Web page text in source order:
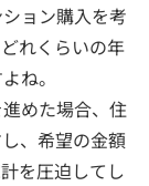
ョン購入を考
れくらいの年
ね。
めた場合、住
、希望の金額
を圧迫してし